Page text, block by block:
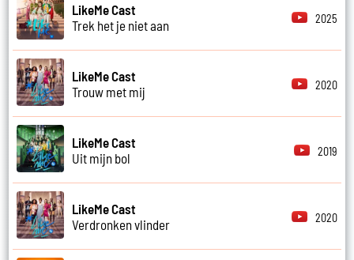
LikeMe Cast
Trek het je niet aan
2025
LikeMe Cast
Trouw met mij
2020
LikeMe Cast
Uit mijn bol
2019
LikeMe Cast
Verdronken vlinder
2020